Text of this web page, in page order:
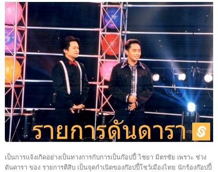
เป็นการแจ้งเกิดอย่างเป็นทางการกับการเป็นก๊อปปี้ ไชยา มิตรชัย เพราะ ช่วง
ดันดารา ของ รายการตีสิบ เป็นจุดกำเนิดของก๊อปปี้โชว์เมืองไทย นักร้องก๊อปปี้